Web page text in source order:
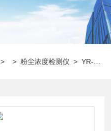
> >粉尘浓度检测仪 > YR-F110A粉尘报警仪 打磨车间粉尘检测仪